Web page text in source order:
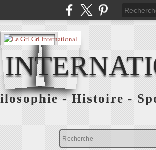
- Histoire -